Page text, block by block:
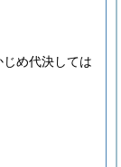
め代決しては